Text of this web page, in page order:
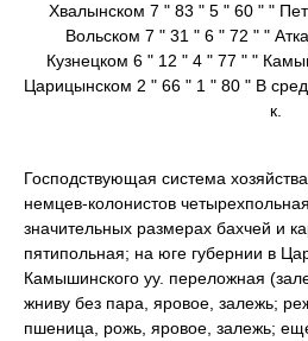
Хвалынском 7 " 83 " 5 " 60 " "
Вольском 7 " 31 " 6 " 72 " "
Кузнецком 6 " 12 " 4 " 77 " "
Царицынском 2 " 66 " 1 " 80 " В
к.
Господствующая система
немцев-колонистов
значительных размерах бахчей и
пятипольная; на юге губернии в
Камышинского уу. переложная
жниву без пара, яровое, залежь;
пшеница, рожь, яровое, залежь;